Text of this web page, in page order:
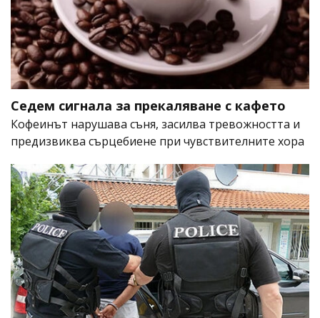
Седем сигнала за прекаляване с кафето
Кофеинът нарушава съня, засилва тревожността и
предизвиква сърцебиене при чувствителните хора